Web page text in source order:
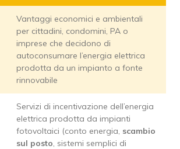
Vantaggi economici e ambientali
per cittadini, condomini, PA o
imprese che decidono di
autoconsumare l’energia elettrica
prodotta da un impianto a fonte
rinnovabile
Servizi di incentivazione dell’energia
elettrica prodotta da impianti
fotovoltaici (conto energia, scambio
sul posto, sistemi semplici di